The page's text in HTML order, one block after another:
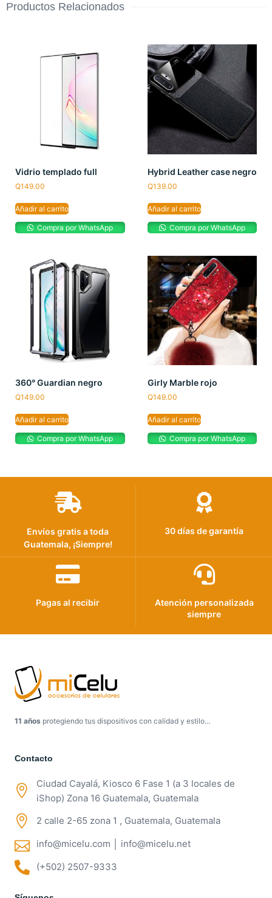
Productos Relacionados
Vidrio templado full
Q149.00
Añadir al carrito
Compra por WhatsApp
Hybrid Leather case negro
Q139.00
Añadir al carrito
Compra por WhatsApp
360° Guardian negro
Q149.00
Añadir al carrito
Compra por WhatsApp
Girly Marble rojo
Q149.00
Añadir al carrito
Compra por WhatsApp
Envíos gratis a toda
Guatemala, ¡Siempre!
30 días de garantía
Pagas al recibir
Atención personalizada
siempre
11 años protegiendo tus dispositivos con calidad y estilo…
Contacto
Ciudad Cayalá, Kiosco 6 Fase 1 (a 3 locales de
iShop) Zona 16 Guatemala, Guatemala
2 calle 2-65 zona 1 , Guatemala, Guatemala
info@micelu.com │ info@micelu.net
(+502) 2507-9333